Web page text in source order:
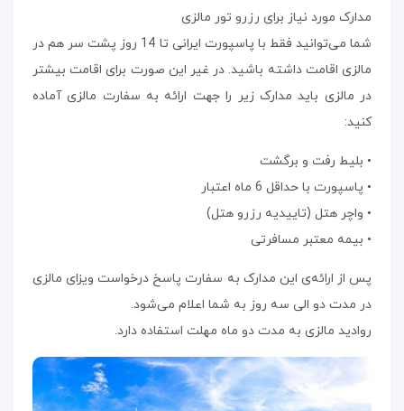
مدارک مورد نیاز برای رزرو تور مالزی
شما می‌توانید فقط با پاسپورت ایرانی تا 14 روز پشت سر هم در
مالزی اقامت داشته باشید. در غیر این صورت برای اقامت بیشتر
در مالزی باید مدارک زیر را جهت ارائه به سفارت مالزی آماده
کنید:
• بلیط رفت و برگشت
• پاسپورت با حداقل 6 ماه اعتبار
• واچر هتل (تاییدیه رزرو هتل)
• بیمه معتبر مسافرتی
پس از ارائه‌ی این مدارک به سفارت پاسخ درخواست ویزای مالزی
در مدت دو الی سه روز به شما اعلام می‌شود.
روادید مالزی به مدت دو ماه مهلت استفاده دارد.